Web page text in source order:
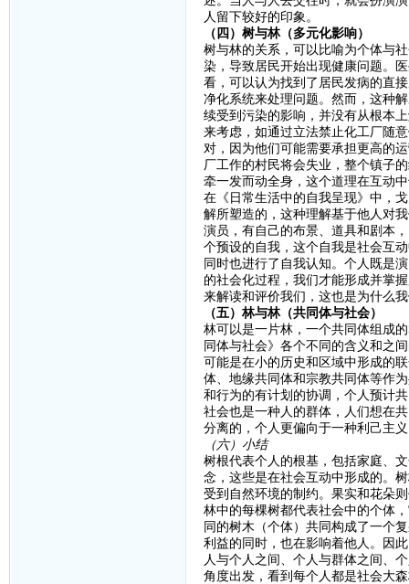
人留下较好的印象。
（四）树与林（多元化影响）
树与林的关系，可以比喻为个体与
染，导致居民开始出现健康问题。
看，可以认为找到了居民发病的直
净化系统来处理问题。然而，这种
续受到污染的影响，并没有从根本
来考虑，如通过立法禁止化工厂随
对，因为他们可能需要承担更高的
厂工作的村民将会失业，整个镇子
牵一发而动全身，这个道理在互动
在《日常生活中的自我呈现》中，
解所塑造的，这种理解基于他人对
演员，有自己的布景、道具和剧本
个预设的自我，这个自我是社会互
同时也进行了自我认知。个人既是
的社会化过程，我们才能形成并掌
来解读和评价我们，这也是为什么
（五）林与林（共同体与社会）
林可以是一片林，一个共同体组成
同体与社会》各个不同的含义和之
可能是在小的历史和区域中形成的
体、地缘共同体和宗教共同体等作
和行为的有计划的协调，个人预计
社会也是一种人的群体，人们想在
分离的，个人更偏向于一种利己主
（六）小结
树根代表个人的根基，包括家庭、
念，这些是在社会互动中形成的。
受到自然环境的制约。果实和花朵
林中的每棵树都代表社会中的个体
同的树木（个体）共同构成了一个
利益的同时，也在影响着他人。因
人与个人之间、个人与群体之间、
角度出发，看到每个人都是社会大